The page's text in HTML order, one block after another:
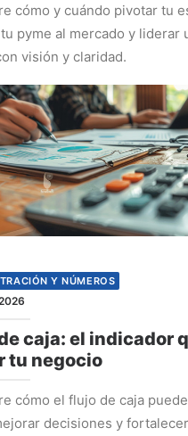
cómo y cuándo pivotar tu
pyme al mercado y liderar
visión y claridad.
Y NÚMEROS
caja: el indicador
tu negocio
cómo el flujo de caja
decisiones y